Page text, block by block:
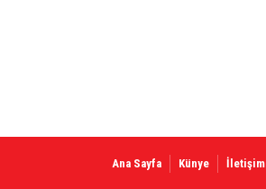
Ana Sayfa Künye İletişim